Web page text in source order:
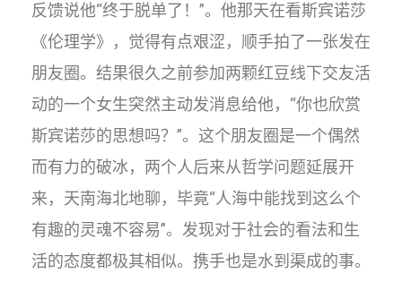
反馈说他“终于脱单了！”。他那天在看斯宾诺莎
《伦理学》，觉得有点艰涩，顺手拍了一张发在
朋友圈。结果很久之前参加两颗红豆线下交友活
动的一个女生突然主动发消息给他，“你也欣赏
斯宾诺莎的思想吗？”。这个朋友圈是一个偶然
而有力的破冰，两个人后来从哲学问题延展开
来，天南海北地聊，毕竟“人海中能找到这么个
有趣的灵魂不容易”。发现对于社会的看法和生
活的态度都极其相似。携手也是水到渠成的事。